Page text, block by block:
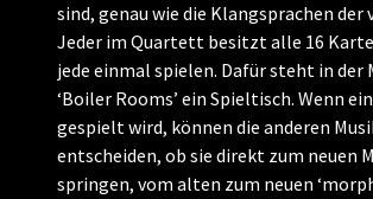
sind, genau wie die Klangsprachen der
Jeder im Quartett besitzt alle 16
jede einmal spielen. Dafür steht in der
‘Boiler Rooms’ ein Spieltisch. Wenn
gespielt wird, können die anderen
entscheiden, ob sie direkt zum neuen
springen, vom alten zum neuen